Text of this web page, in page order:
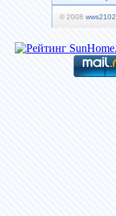
© 2008 wws2102